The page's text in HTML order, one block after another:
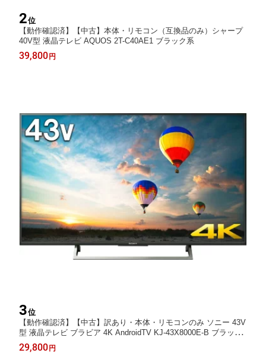
2位
【動作確認済】【中古】本体・リモコン（互換品のみ）シャープ
40V型 液晶テレビ AQUOS 2T-C40AE1 ブラック系
39,800 円
3位
【動作確認済】【中古】訳あり・本体・リモコンのみ ソニー 43V
型 液晶テレビ ブラビア 4K AndroidTV KJ-43X8000E-B ブラック
系 2018年製
29,800 円